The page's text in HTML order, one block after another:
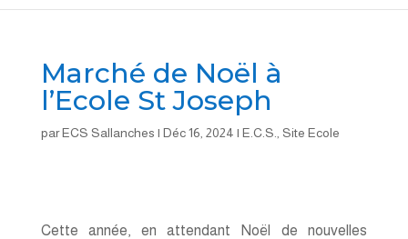
Marché de Noël à
l’Ecole St Joseph
parECS Sallanches | Déc 16, 2024 | E.C.S. Site Ecole
Cette année, en attendant Noël de nouvelles